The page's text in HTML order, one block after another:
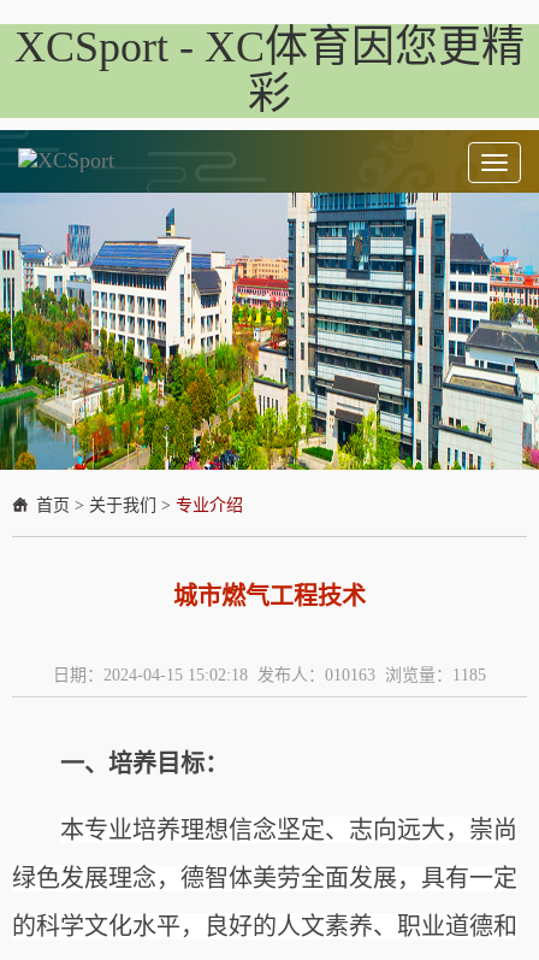
XCSport - XC体育因您更精
彩
Toggle
首页 > 关于我们 > 专业介绍
城市燃气工程技术
日期：2024-04-15 15:02:18 发布人：010163 浏览量： 1185
一、培养目标：
本专业培养理想信念坚定、志向远大，崇尚
绿色发展理念，德智体美劳全面发展，具有一定
的科学文化水平，良好的人文素养、职业道德和